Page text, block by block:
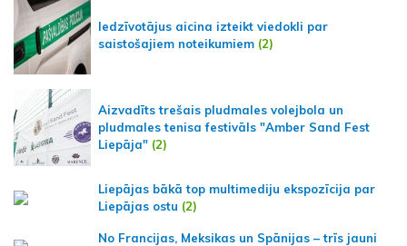
Iedzīvotājus aicina izteikt viedokli par
saistošajiem noteikumiem (2)
Aizvadīts trešais pludmales volejbola un
pludmales tenisa festivāls "Amber Sand Fest
Liepāja" (2)
Liepājas bākā top multimediju ekspozīcija par
Liepājas ostu (2)
No Francijas, Meksikas un Spānijas – trīs jauni